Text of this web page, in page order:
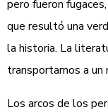
pero fueron
que resultó una
la historia. La
transportarnos a un
Los arcos de los